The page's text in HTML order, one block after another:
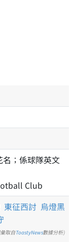
；係球隊英文
Club
東征西討 烏燈黑
取自ToastyNews數據分析)